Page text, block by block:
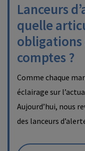
Lanceurs
quelle
obligations
comptes ?
Comme chaque
éclairage sur
Aujourd’hui, nous
des lanceurs